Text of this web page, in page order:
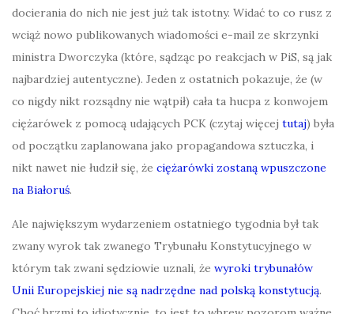
docierania do nich nie jest już tak istotny. Widać to co rusz z
wciąż nowo publikowanych wiadomości e-mail ze skrzynki
ministra Dworczyka (które, sądząc po reakcjach w PiS, są jak
najbardziej autentyczne). Jeden z ostatnich pokazuje, że (w
co nigdy nikt rozsądny nie wątpił) cała ta hucpa z konwojem
ciężarówek z pomocą udających PCK (czytaj więcej tutaj) była
od początku zaplanowana jako propagandowa sztuczka, i
nikt nawet nie łudził się, że ciężarówki zostaną wpuszczone
na Białoruś.
Ale największym wydarzeniem ostatniego tygodnia był tak
zwany wyrok tak zwanego Trybunału Konstytucyjnego w
którym tak zwani sędziowie uznali, że wyroki trybunałów
Unii Europejskiej nie są nadrzędne nad polską konstytucją.